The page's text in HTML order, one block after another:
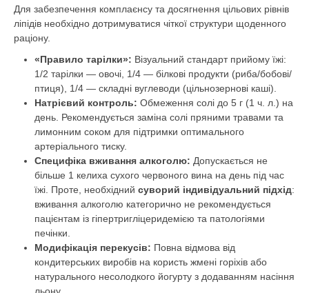
Для забезпечення комплаєнсу та досягнення цільових рівнів
ліпідів необхідно дотримуватися чіткої структури щоденного
раціону.
«Правило тарілки»: Візуальний стандарт прийому їжі:
1/2 тарілки — овочі, 1/4 — білкові продукти (риба/бобові/
птиця), 1/4 — складні вуглеводи (цільнозернові каші).
Натрієвий контроль: Обмеження солі до 5 г (1 ч. л.) на
день. Рекомендується заміна солі пряними травами та
лимонним соком для підтримки оптимального
артеріального тиску.
Специфіка вживання алкоголю: Допускається не
більше 1 келиха сухого червоного вина на день під час
їжі. Проте, необхідний суворий індивідуальний підхід:
вживання алкоголю категорично не рекомендується
пацієнтам із гіпертригліцеридемією та патологіями
печінки.
Модифікація перекусів: Повна відмова від
кондитерських виробів на користь жмені горіхів або
натурального несолодкого йогурту з додаванням насіння
льону.